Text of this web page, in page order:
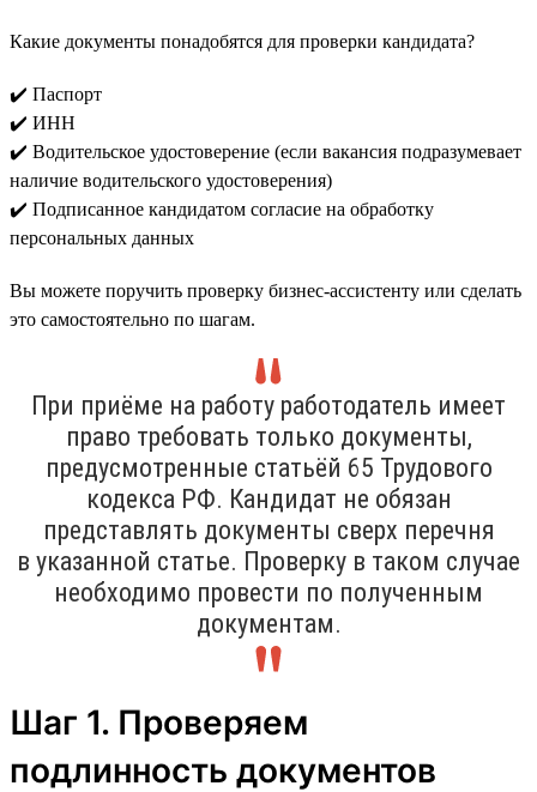
Какие документы понадобятся для проверки кандидата?
✔️ Паспорт
✔️ ИНН
✔️ Водительское удостоверение (если вакансия подразумевает
наличие водительского удостоверения)
✔️ Подписанное кандидатом согласие на обработку
персональных данных
Вы можете поручить проверку бизнес-ассистенту или сделать
это самостоятельно по шагам.
При приёме на работу работодатель имеет
право требовать только документы,
предусмотренные статьёй 65 Трудового
кодекса РФ. Кандидат не обязан
представлять документы сверх перечня
в указанной статье. Проверку в таком случае
необходимо провести по полученным
документам.
Шаг 1. Проверяем
подлинность документов